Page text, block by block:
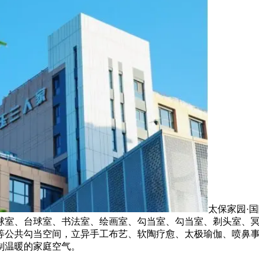
太保家园·
、台球室、书法室、绘画室、勾当室、勾当室、剃头室、
共勾当空间，立异手工布艺、软陶疗愈、太极瑜伽、喷鼻
暖的家庭空气。